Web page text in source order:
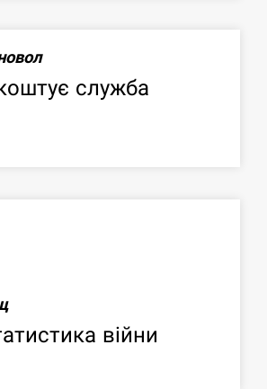
служба
війни